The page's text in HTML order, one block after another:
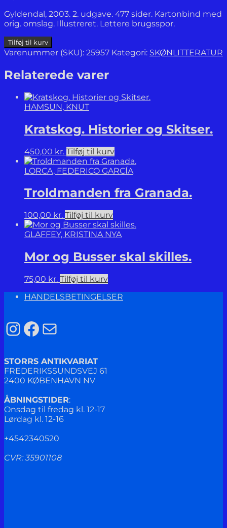
Gyldendal, 2003. 2. udgave. 477 sider. Kartonbind med
orig. omslag. Illustreret. Lettere brugsspor.
Store
Forventninger.
Tilføj til kurv
Varenummer (SKU): 25957 Kategori: SKØNLITTERATUR
Relaterede varer
HAMSUN, KNUT
Kratskog. Historier og Skitser.
450,00 kr. Tilføj til kurv
LORCA, FEDERICO GARCÍA
Troldmanden fra Granada.
100,00 kr. Tilføj til kurv
GLAFFEY, KRISTINA NYA
Mor og Busser skal skilles.
75,00 kr. Tilføj til kurv
HANDELSBETINGELSER
Instagram
Facebook
Mail
STORRS ANTIKVARIAT
FREDERIKSSUNDSVEJ 61
2400 KØBENHAVN NV
ÅBNINGSTIDER:
Onsdag til fredag kl. 12-17
Lørdag kl. 12-16
+4542340520
CVR: 35901108